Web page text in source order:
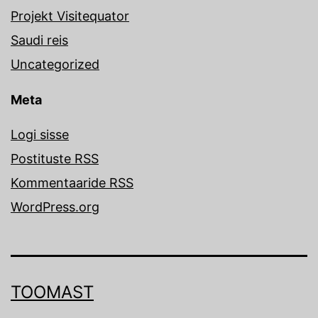
Projekt Visitequator
Saudi reis
Uncategorized
Meta
Logi sisse
Postituste RSS
Kommentaaride RSS
WordPress.org
TOOMAST